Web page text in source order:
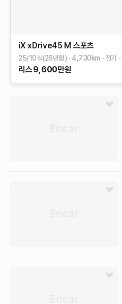
iX xDrive45 M 스포츠
25/10식(26년형) 4,730km 전기
리스9,600만원